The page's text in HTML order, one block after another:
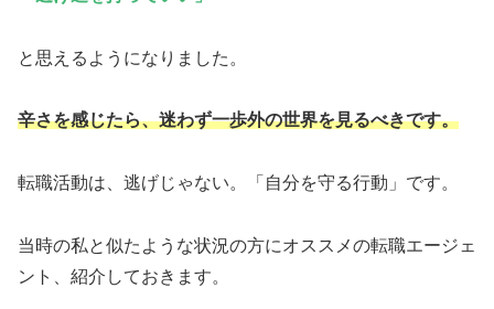
と思えるようになりました。
辛さを感じたら、迷わず一歩外の世界を見るべきです。
転職活動は、逃げじゃない。「自分を守る行動」です。
当時の私と似たような状況の方にオススメの転職エージェ
ント、紹介しておきます。